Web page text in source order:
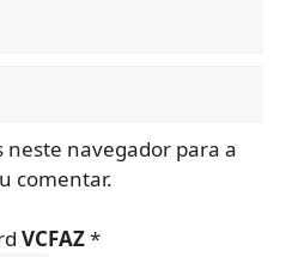
neste navegador para a
comentar.
VCFAZ*